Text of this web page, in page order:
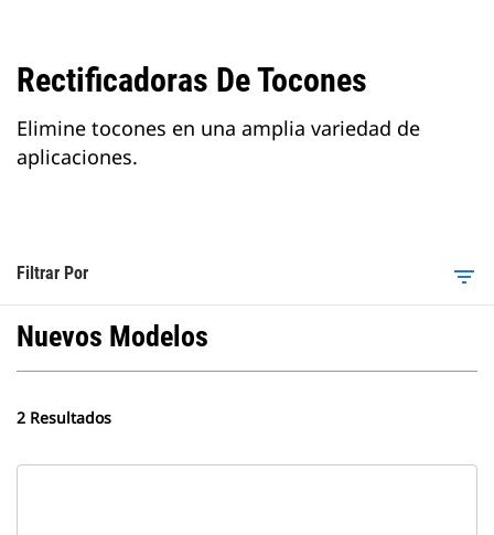
Rectificadoras De Tocones
Elimine tocones en una amplia variedad de
aplicaciones.
Filtrar Por filter_list
Nuevos Modelos
2 Resultados